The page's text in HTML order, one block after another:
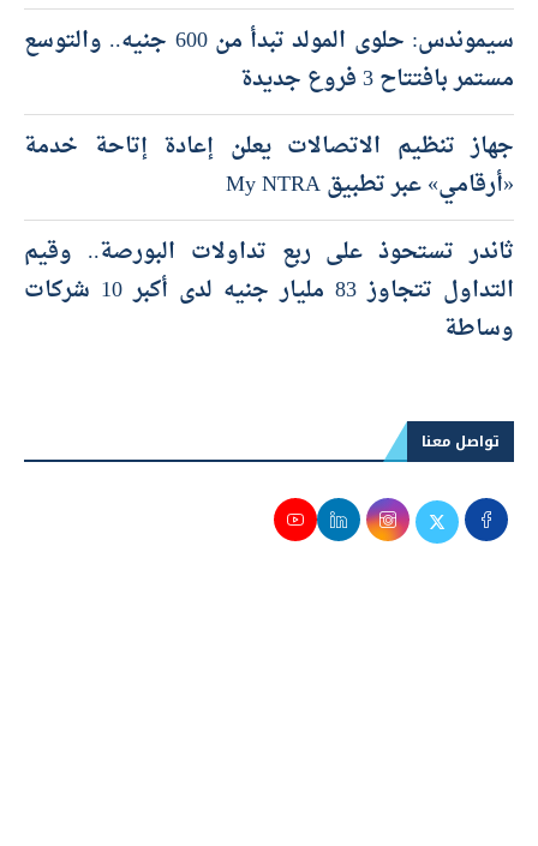
سيموندس: حلوى المولد تبدأ من 600 جنيه.. والتوسع
مستمر بافتتاح 3 فروع جديدة
جهاز تنظيم الاتصالات يعلن إعادة إتاحة خدمة
«أرقامي» عبر تطبيق My NTRA
ثاندر تستحوذ على ربع تداولات البورصة.. وقيم
التداول تتجاوز 83 مليار جنيه لدى أكبر 10 شركات
وساطة
تواصل معنا